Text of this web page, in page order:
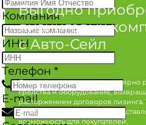
Выгодно
лизинговых
с Авто-Сейл
Лизинговые компании регулярно
средства и оборудование,
расторжением договоров лизинга.
по конкурентным ценам,
возможность для покупателей.
Компания
ИНН
Телефон *
E-mail